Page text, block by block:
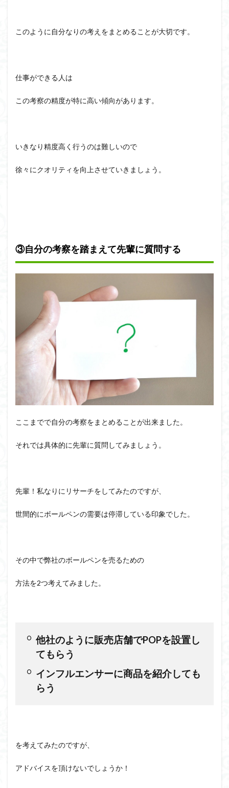
このように自分なりの考えをまとめることが大切です。
仕事ができる人は
この考察の精度が特に高い傾向があります。
いきなり精度高く行うのは難しいので
徐々にクオリティを向上させていきましょう。
③自分の考察を踏まえて先輩に質問する
ここまでで自分の考察をまとめることが出来ました。
それでは具体的に先輩に質問してみましょう。
先輩！私なりにリサーチをしてみたのですが、
世間的にボールペンの需要は停滞している印象でした。
その中で弊社のボールペンを売るための
方法を2つ考えてみました。
他社のように販売店舗でPOPを設置し
てもらう
インフルエンサーに商品を紹介しても
らう
を考えてみたのですが、
アドバイスを頂けないでしょうか！